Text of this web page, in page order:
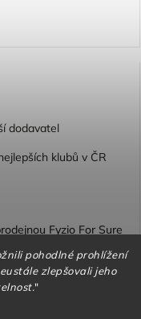
pohodlné prohlížení
zlepšovali jeho
"
dodavatel
klubů v ČR
Fyzio For Sure